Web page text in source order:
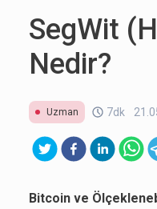
SegWit
Nedir?
Uzman 7dk
Bitcoin ve